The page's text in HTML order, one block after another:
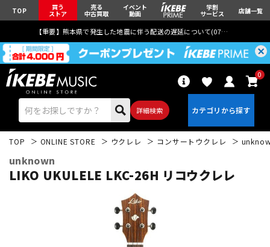
TOP 買う
ストア
売る
中古買取
イベント
動画
学割
サービス 店舗一覧
【重要】熊本県で発生した地震に伴う配送の遅延について(07月29日
詳細検索
0
TOP ONLINE STORE ウクレレ コンサートウクレレ
unknown
LIKO UKULELE LKC-26H リコウクレレ